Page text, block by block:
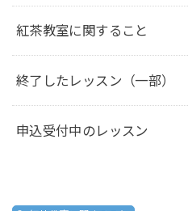
紅茶教室に関すること
終了したレッスン（一部）
申込受付中のレッスン